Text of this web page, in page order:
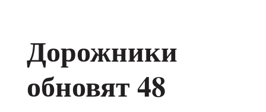
Дорожники
обновят 48